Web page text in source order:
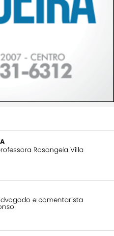
Rosangela Villa
e comentarista